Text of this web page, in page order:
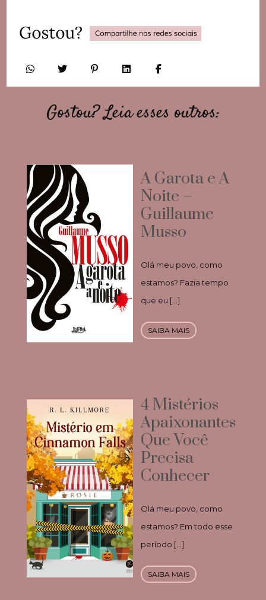
Gostou? Leia esses outros:
A Garota e A
Noite –
Guillaume
Musso
Olá meu povo, como
estamos? Fazia tempo
que eu […]
SAIBA MAIS
4 Mistérios
Apaixonantes
Que Você
Precisa
Conhecer
Olá meu povo, como
estamos? Em todo esse
período […]
SAIBA MAIS